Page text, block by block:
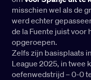
misschien wel als de
werd echter
de la Fuente juist voor
opgeroepen.
Zelfs zijn basisplaats
League 2025, in twee
oefenwedstrijd – 0-0